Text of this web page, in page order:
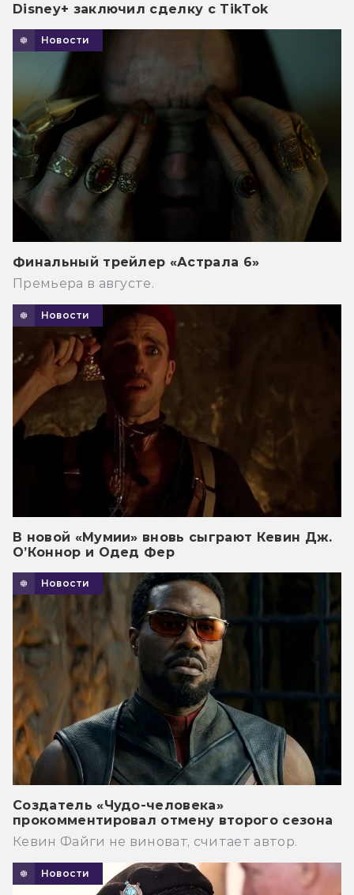
Disney+ заключил сделку с TikTok
Новости
Финальный трейлер «Астрала 6»
Премьера в августе.
Новости
В новой «Мумии» вновь сыграют Кевин Дж.
О’Коннор и Одед Фер
Новости
Создатель «Чудо-человека»
прокомментировал отмену второго сезона
Кевин Файги не виноват, считает автор.
Новости